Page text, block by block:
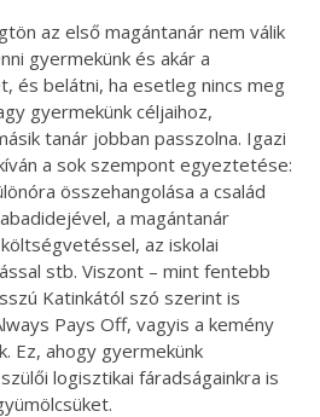
az első magántanár nem válik
gyermekünk és akár a
és belátni, ha esetleg nincs meg
gyermekünk céljaihoz,
tanár jobban passzolna. Igazi
a sok szempont egyeztetése:
összehangolása a család
a magántanár
az iskolai
stb. Viszont – mint fentebb
Katinkától szó szerint is
Pays Off, vagyis a kemény
Ez, ahogy gyermekünk
logisztikai fáradságainkra is